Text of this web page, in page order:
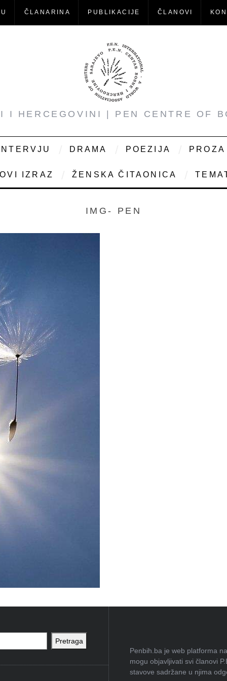
ČLANARINA PUBLIKACIJE ČLANOVI
I HERCEGOVINI | PEN CENTRE OF
DRAMA POEZIJA PROZA
IZRAZ ŽENSKA ČITAONICA
IMG- PEN
Pretraga
Penbih.ba je web platforma
mogu objavljivati svi članovi
stavove sadržane u njima